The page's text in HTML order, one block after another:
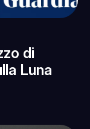
di
Luna